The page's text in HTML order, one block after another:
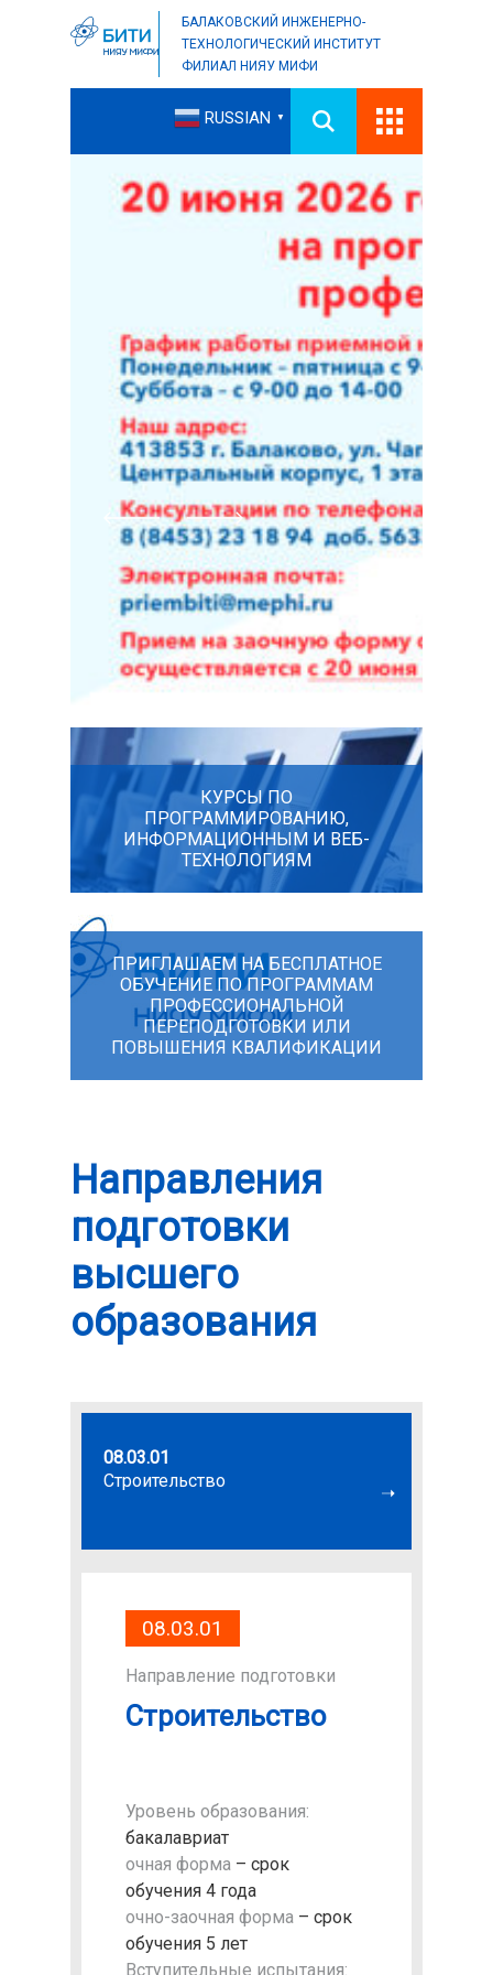
БАЛАКОВСКИЙ ИНЖЕНЕРНО-
ТЕХНОЛОГИЧЕСКИЙ ИНСТИТУТ
ФИЛИАЛ НИЯУ МИФИ
RUSSIAN ▼
КУРСЫ ПО
ПРОГРАММИРОВАНИЮ,
ИНФОРМАЦИОННЫМ И ВЕБ-
ТЕХНОЛОГИЯМ
ПРИГЛАШАЕМ НА БЕСПЛАТНОЕ
ОБУЧЕНИЕ ПО ПРОГРАММАМ
ПРОФЕССИОНАЛЬНОЙ
ПЕРЕПОДГОТОВКИ ИЛИ
ПОВЫШЕНИЯ КВАЛИФИКАЦИИ
Направления
подготовки
высшего
образования
08.03.01
Строительство
08.03.01
Направление подготовки
Строительство
Уровень образования:
бакалавриат
очная форма – срок
обучения 4 года
очно-заочная форма – срок
обучения 5 лет
Вступительные испытания: